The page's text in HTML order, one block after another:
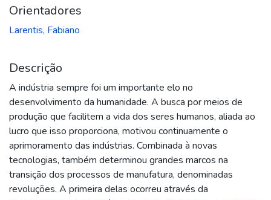
Orientadores
Larentis, Fabiano
Descrição
A indústria sempre foi um importante elo no
desenvolvimento da humanidade. A busca por meios de
produção que facilitem a vida dos seres humanos, aliada ao
lucro que isso proporciona, motivou continuamente o
aprimoramento das indústrias. Combinada à novas
tecnologias, também determinou grandes marcos na
transição dos processos de manufatura, denominadas
revoluções. A primeira delas ocorreu através da